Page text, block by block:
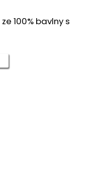
ze 100% bavlny s